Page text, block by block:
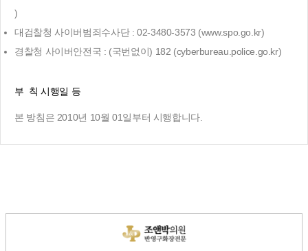
)
대검찰청 사이버범죄수사단 : 02-3480-3573 (www.spo.go.kr)
경찰청 사이버안전국 : (국번없이) 182 (cyberbureau.police.go.kr)
부 칙 시행일 등
본 방침은 2010년 10월 01일부터 시행합니다.